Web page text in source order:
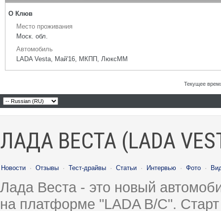
О Клюв
Место проживания
Моск. обл.
Автомобиль
LADA Vesta, Май'16, МКПП, ЛюксММ
Текущее
ЛАДА ВЕСТА (LADA
Новости · Отзывы · Тест-драйвы · Статьи · Интервью · Фото ·
Лада Веста - это новый
на платформе "LADA B/C".